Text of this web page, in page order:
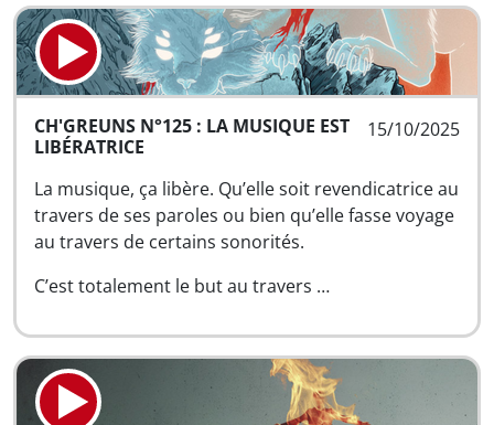
15/10/2025
CH'GREUNS N°125 : LA MUSIQUE EST
LIBÉRATRICE
La musique, ça libère. Qu’elle soit revendicatrice au
travers de ses paroles ou bien qu’elle fasse voyage
au travers de certains sonorités.
C’est totalement le but au travers …